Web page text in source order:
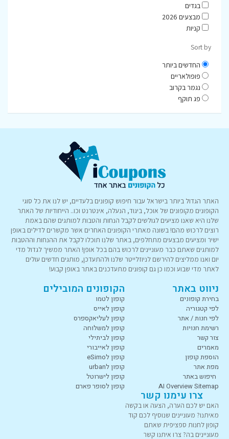
בגדים
מבצעים 2026
קניות
Sort by
החדשים ביותר
פופולאריים
נגמר בקרוב
פג תוקף
האתר הגדול ביותר בישראל עבור חיפוש קופונים בלעדיים, יש לנו את כל סוגי
הקופונים מקופונים של אוכל, ביגוד, הנעלה, אינטרנט וכו.. הייחודיות של האתר
שלנו היא שאנו מציעים לגולשים לקבל הנחות והטבות למותגים שהם באמת
רוצים לרכוש מהם! בשונה מאתרי הקופונים האחרים אשר מקשרים לדילים באופן
ישיר ומציעים מבצעים מתחלפים, באתר שלנו תוכלו לקבל את ההנחות וההטבות
למותגים שאתם כבר מעוניינים לרכוש בהם בכל אופן! האתר ממשיך לגדול מדי
יום ואנו ממליצים להירשם לניוזלייטר שלנו ולהתעדכן, מותגים חדשים עולים
לאתר מדי שבוע וכמו כן גם קופונים מתעדכנים באתר באופן קבוע!
ניווט באתר
בחירת קופונים
לפי קטגוריה
לפי חנות / אתר
רשימת חנויות
צור קשר
מאמרים
הוספת קופון
מפת אתר
חיפוש באתר
AI Overview Sitemap
הקופונים המובילים
קופון לטמו
קופון לאייס
קופון לעליאקספרס
קופון למשלוחה
קופון לביתילי
קופון לאייבורי
קופון לeSimo
קופון לurban
קופון לישרוטל
קופון לסופר פארם
צרו עימנו קשר
האם יש לכם הערה, הצעה או בקשה
מאיתנו? מעוניינים שנוסיף לכם קוד
קופון לחנות ספציפית שאתם
מעוניינים בה? צרו איתנו קשר